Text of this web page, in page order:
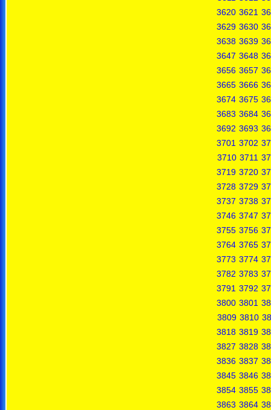
3620 3621
3629 3630
3638 3639
3647 3648
3656 3657
3665 3666
3674 3675
3683 3684
3692 3693
3701 3702
3710 3711
3719 3720
3728 3729
3737 3738
3746 3747
3755 3756
3764 3765
3773 3774
3782 3783
3791 3792
3800 3801
3809 3810
3818 3819
3827 3828
3836 3837
3845 3846
3854 3855
3863 3864